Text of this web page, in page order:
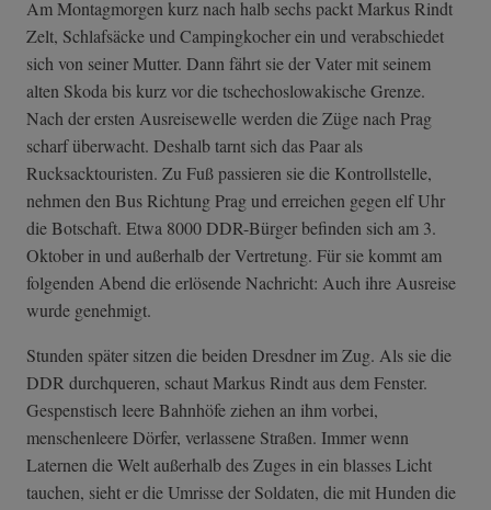
Am Montagmorgen kurz nach halb sechs packt Markus Rindt
Zelt, Schlafsäcke und Campingkocher ein und verabschiedet
sich von seiner Mutter. Dann fährt sie der Vater mit seinem
alten Skoda bis kurz vor die tschechoslowakische Grenze.
Nach der ersten Ausreisewelle werden die Züge nach Prag
scharf überwacht. Deshalb tarnt sich das Paar als
Rucksacktouristen. Zu Fuß passieren sie die Kontrollstelle,
nehmen den Bus Richtung Prag und erreichen gegen elf Uhr
die Botschaft. Etwa 8000 DDR-Bürger befinden sich am 3.
Oktober in und außerhalb der Vertretung. Für sie kommt am
folgenden Abend die erlösende Nachricht: Auch ihre Ausreise
wurde genehmigt.
Stunden später sitzen die beiden Dresdner im Zug. Als sie die
DDR durchqueren, schaut Markus Rindt aus dem Fenster.
Gespenstisch leere Bahnhöfe ziehen an ihm vorbei,
menschenleere Dörfer, verlassene Straßen. Immer wenn
Laternen die Welt außerhalb des Zuges in ein blasses Licht
tauchen, sieht er die Umrisse der Soldaten, die mit Hunden die